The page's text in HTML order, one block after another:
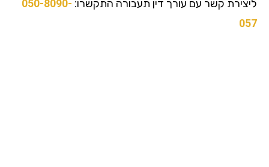
קשר עם עורך דין תעבורה התקשרו:050-8090-